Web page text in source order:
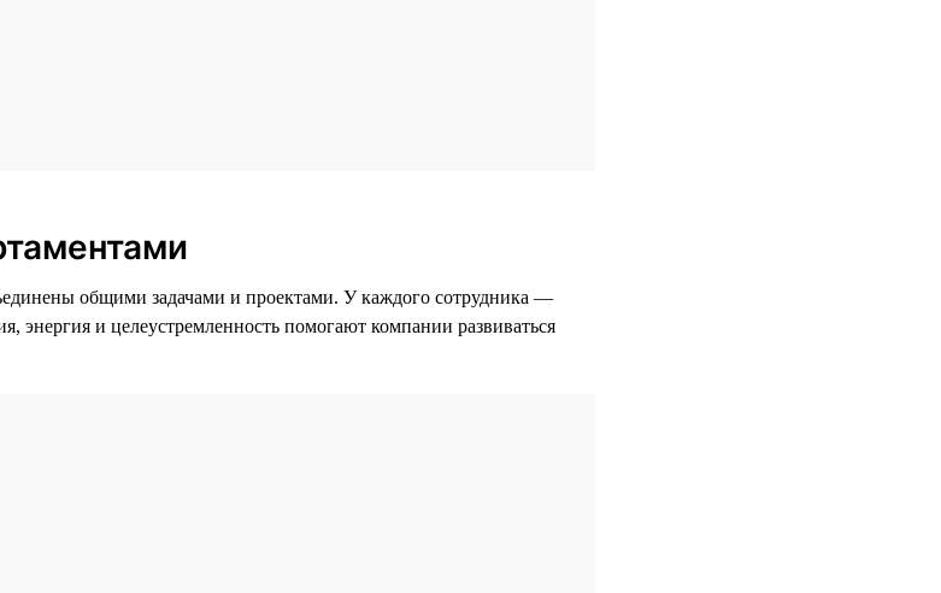
общими задачами и проектами. У каждого сотрудника —
энергия и целеустремленность помогают компании развиваться